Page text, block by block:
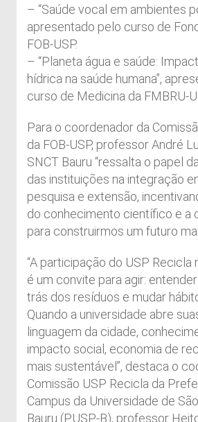
– “Saúde vocal em ambientes
apresentado pelo curso de
FOB-USP.
– “Planeta água e saúde:
hídrica na saúde humana”,
curso de Medicina da FMBRU-
Para o coordenador da
da FOB-USP, professor André
SNCT Bauru “ressalta o papel
das instituições na integração
pesquisa e extensão,
do conhecimento científico e a
para construirmos um futuro
“A participação do USP Recicla
é um convite para agir:
trás dos resíduos e mudar
Quando a universidade abre
linguagem da cidade,
impacto social, economia de
mais sustentável”, destaca o
Comissão USP Recicla da
Campus da Universidade de
Bauru (PUSP-B), professor